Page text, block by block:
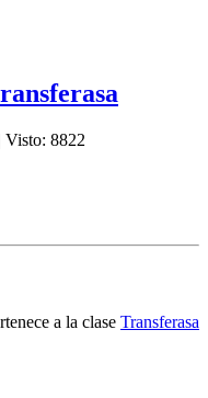
Visto: 8822
a la clase Transferasa